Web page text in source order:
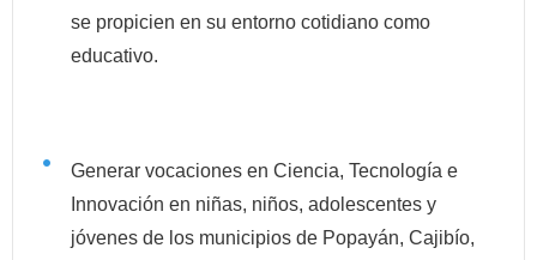
se propicien en su entorno cotidiano como
educativo.
Generar vocaciones en Ciencia, Tecnología e
Innovación en niñas, niños, adolescentes y
jóvenes de los municipios de Popayán, Cajibío,